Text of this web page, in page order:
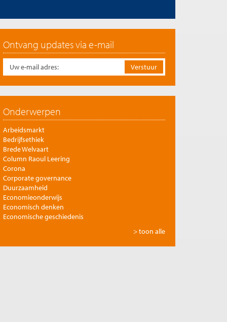
Ontvang updates via e-mail
Onderwerpen
Arbeidsmarkt
Bedrijfsethiek
Brede Welvaart
Column Raoul Leering
Corona
Corporate governance
Duurzaamheid
Economieonderwijs
Economisch denken
Economische geschiedenis
Filosofie en economie
> toon alle